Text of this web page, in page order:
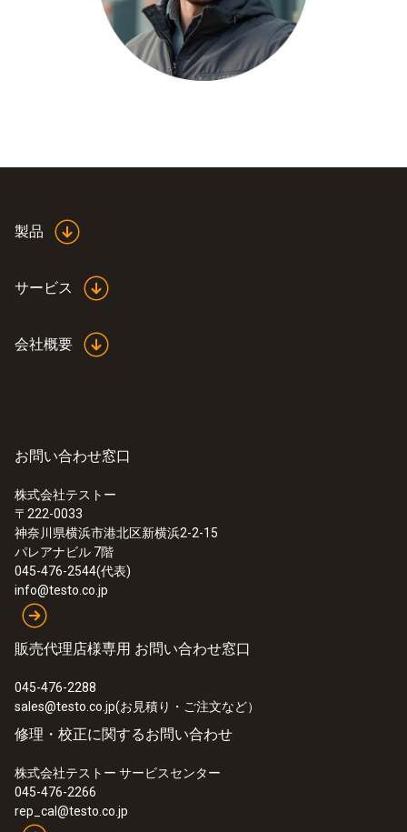
製品
サービス
会社概要
お問い合わせ窓口
株式会社テストー
〒222-0033
神奈川県横浜市港北区新横浜2-2-15
パレアナビル 7階
045-476-2544(代表)
info@testo.co.jp
販売代理店様専用 お問い合わせ窓口
045-476-2288
sales@testo.co.jp(お見積り・ご注文など）
修理・校正に関するお問い合わせ
株式会社テストー サービスセンター
045-476-2266
rep_cal@testo.co.jp